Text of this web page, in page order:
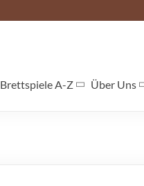
Brettspiele A-Z Über Uns